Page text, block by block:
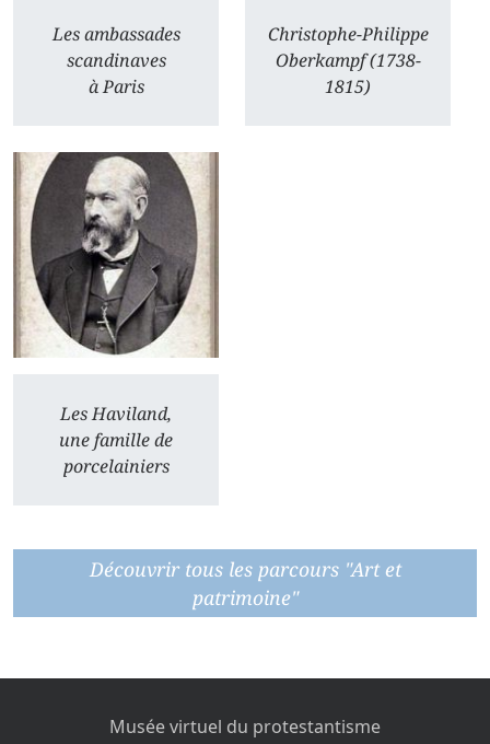
Les ambassades
scandinaves
à Paris
Christophe-Philippe
Oberkampf (1738-
1815)
Les Haviland,
une famille de
porcelainiers
Découvrir tous les parcours "Art et
patrimoine"
Musée virtuel du protestantisme